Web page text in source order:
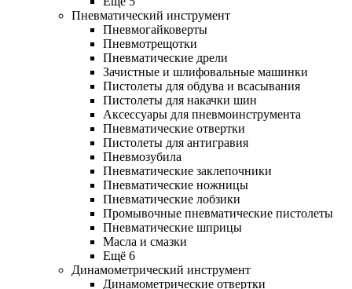
Пневматический инструмент
Пневмогайковерты
Пневмотрещотки
Пневматические дрели
Зачистные и шлифовальные машинки
Пистолеты для обдува и всасывания
Пистолеты для накачки шин
Аксессуары для пневмоинструмента
Пневматические отвертки
Пистолеты для антигравия
Пневмозубила
Пневматические заклепочники
Пневматические ножницы
Пневматические лобзики
Промывочные пневматические пистолеты
Пневматические шприцы
Масла и смазки
Ещё 6
Динамометрический инструмент
Динамометрические отвертки